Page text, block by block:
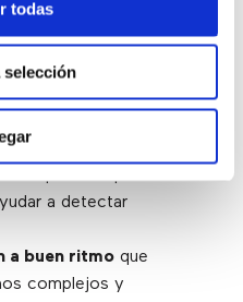
todas
selección
comercial y
se alineen con los
normales de
a detectar
a buen ritmo que
complejos y